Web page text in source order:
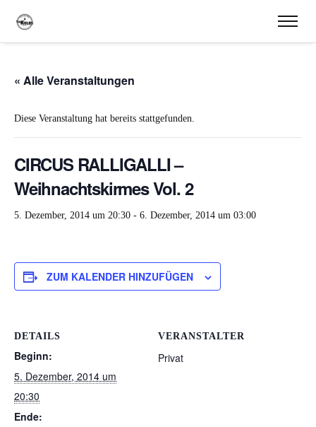
« Alle Veranstaltungen
Diese Veranstaltung hat bereits stattgefunden.
CIRCUS RALLIGALLI –
Weihnachtskirmes Vol. 2
5. Dezember, 2014 um 20:30 - 6. Dezember, 2014 um 03:00
ZUM KALENDER HINZUFÜGEN
DETAILS
Beginn:
5. Dezember, 2014 um
20:30
Ende:
VERANSTALTER
Privat